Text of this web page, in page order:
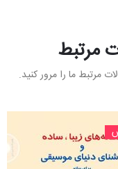
مرتبط
مرتبط ما را مرور کنید.